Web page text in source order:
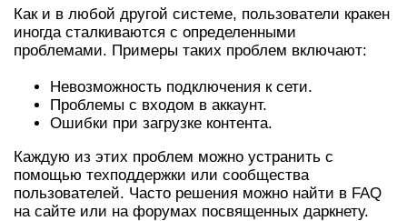
Как и в любой другой системе, пользователи кракен
иногда сталкиваются с определенными
проблемами. Примеры таких проблем включают:
Невозможность подключения к сети.
Проблемы с входом в аккаунт.
Ошибки при загрузке контента.
Каждую из этих проблем можно устранить с
помощью техподдержки или сообщества
пользователей. Часто решения можно найти в FAQ
на сайте или на форумах посвященных даркнету.